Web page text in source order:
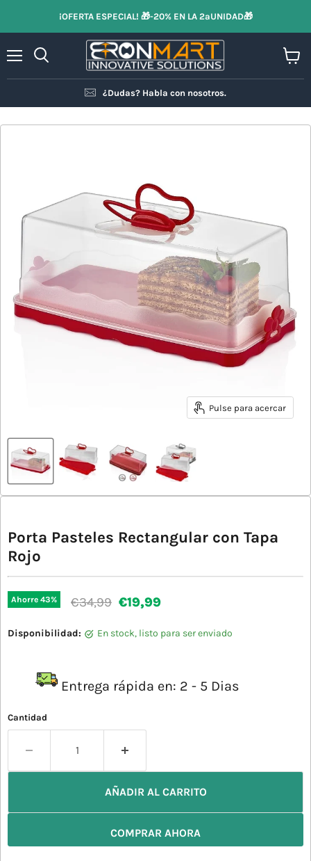
¡OFERTA ESPECIAL! 🎁-20% EN LA 2ªUNIDAD🎁
¿Dudas? Habla con nosotros.
carrito
Pulse para acercar
Porta Pasteles Rectangular con Tapa
Rojo
Ahorre 43% Precio original
€34,99 Precio actual
€19,99
Disponibilidad: en stock, listo para ser enviado
Entrega rápida en: 2 - 5 Dias
Cantidad
AÑADIR AL CARRITO
COMPRAR AHORA